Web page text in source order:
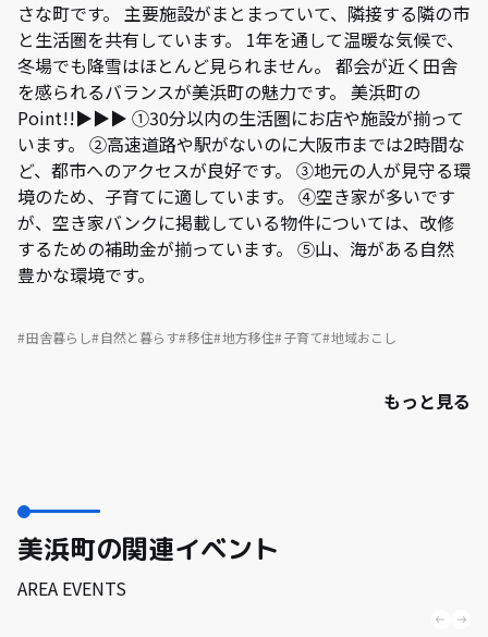
さな町です。 主要施設がまとまっていて、隣接する隣の市
と生活圏を共有しています。 1年を通して温暖な気候で、
冬場でも降雪はほとんど見られません。 都会が近く田舎
を感られるバランスが美浜町の魅力です。 美浜町の
Point!!▶▶▶ ①30分以内の生活圏にお店や施設が揃って
います。 ②高速道路や駅がないのに大阪市までは2時間な
ど、都市へのアクセスが良好です。 ③地元の人が見守る環
境のため、子育てに適しています。 ④空き家が多いです
が、空き家バンクに掲載している物件については、改修
するための補助金が揃っています。 ⑤山、海がある自然
豊かな環境です。
田舎暮らし 自然と暮らす 移住 地方移住 子育て 地域おこし
もっと見る
美浜町の関連イベント
AREA EVENTS